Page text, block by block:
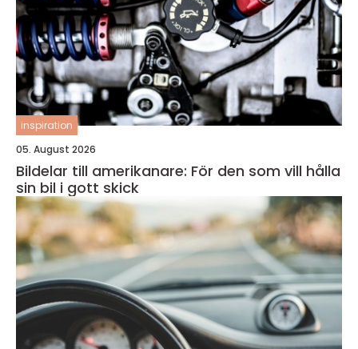
inspiration
05. August 2026
Bildelar till amerikanare: För den som vill hålla
sin bil i gott skick